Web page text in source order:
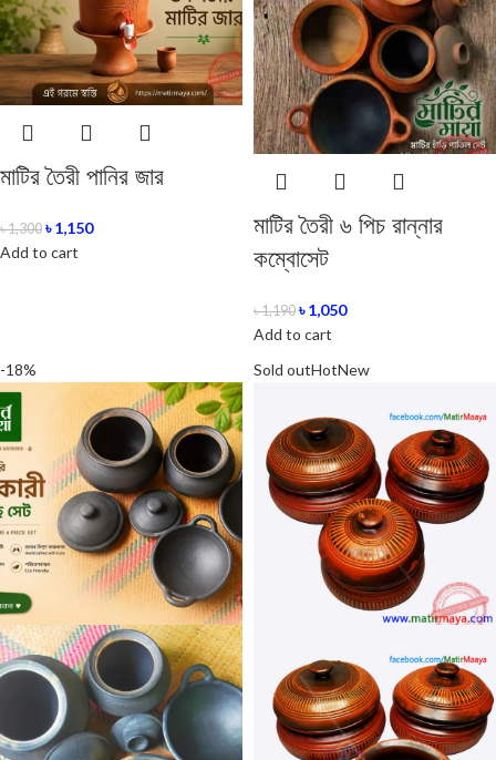
মাটির তৈরী পানির জার
৳1,300 ৳1,150
Add to cart
মাটির তৈরী ৬ পিচ রান্নার
কম্বোসেট
৳1,190 ৳1,050
Add to cart
-18%
Sold outHotNew